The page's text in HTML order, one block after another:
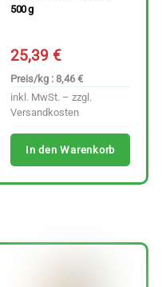
500 g
25,39€
Preis/kg : 8,46 €
inkl. MwSt. – zzgl.
Versandkosten
In den Warenkorb